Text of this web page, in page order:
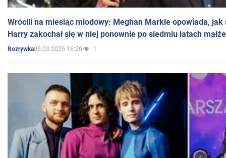
Wrócili na miesiąc miodowy: Meghan Markle opowiada, jak
Harry zakochał się w niej ponownie po siedmiu latach
Rozrywka05.03.2025 16:20 1